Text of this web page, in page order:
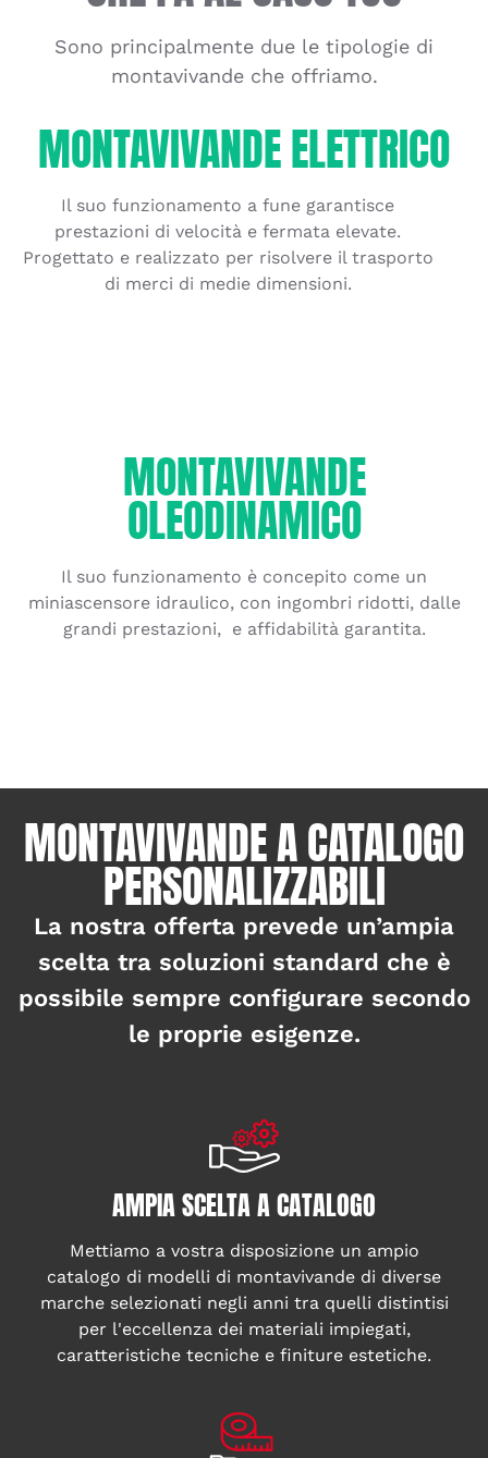
Sono principalmente due le tipologie di
montavivande che offriamo.
MONTAVIVANDE ELETTRICO
Il suo funzionamento a fune garantisce
prestazioni di velocità e fermata elevate.
Progettato e realizzato per risolvere il trasporto
di merci di medie dimensioni.
MONTAVIVANDE
OLEODINAMICO
Il suo funzionamento è concepito come un
miniascensore idraulico, con ingombri ridotti, dalle
grandi prestazioni, e affidabilità garantita.
MONTAVIVANDE A CATALOGO
PERSONALIZZABILI
La nostra offerta prevede un’ampia
scelta tra soluzioni standard che è
possibile sempre configurare secondo
le proprie esigenze.
AMPIA SCELTA A CATALOGO
Mettiamo a vostra disposizione un ampio
catalogo di modelli di montavivande di diverse
marche selezionati negli anni tra quelli distintisi
per l'eccellenza dei materiali impiegati,
caratteristiche tecniche e finiture estetiche.